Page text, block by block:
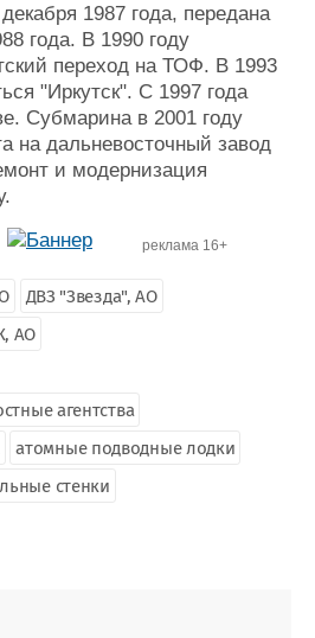
1987 года, передана
года. В 1990 году
переход на ТОФ. В 1993
"Иркутск". С 1997 года
Субмарина в 2001 году
на дальневосточный завод
и модернизация
реклама 16+
ДВЗ "Звезда", АО
АО
агентства
атомные подводные лодки
стенки